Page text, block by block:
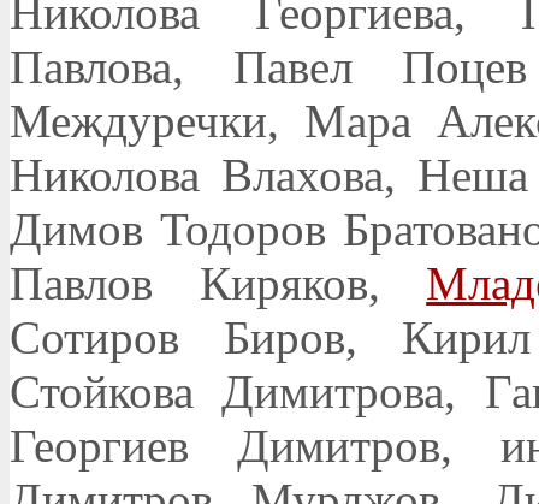
Николова Георгиева,
Павлова, Павел
Междуречки, Мара
Николова Влахова,
Димов Тодоров
Павлов Киряков,
Сотиров Биров,
Стойкова Димитрова,
Георгиев Димитров,